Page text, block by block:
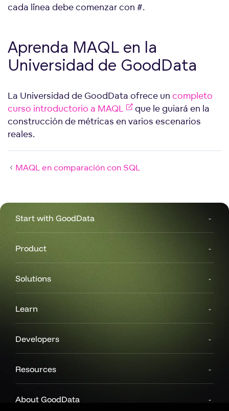
cada línea debe comenzar con #.
Aprenda MAQL en la
Universidad de GoodData
La Universidad de GoodData ofrece un completo
curso introductorio a MAQL
que le guiará en la
construcción de métricas en varios escenarios
reales.
MAQL en comparación con SQL
Start with GoodData
Product
Solutions
Learn
Developers
Resources
About GoodData